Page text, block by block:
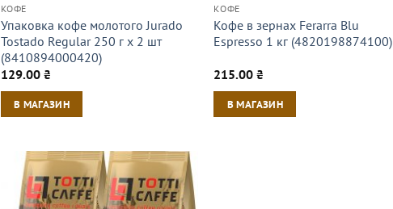
КОФЕ
Упаковка кофе молотого Jurado
Tostado Regular 250 г х 2 шт
(8410894000420)
129.00 ₴
В МАГАЗИН
КОФЕ
Кофе в зернах Ferarra Blu
Espresso 1 кг (4820198874100)
215.00₴
В МАГАЗИН